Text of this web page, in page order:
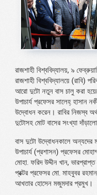
রাজশাহী বিশ্ববিদ্যালয়, ৯
রাজশাহী বিশ্ববিদ্যালয়ে (রাবি)
আরো দুটো নতুন বাস চালু করা
উপাচার্য প্রফেসর সালেহ্ হাসান
উদ্বোধন করেন। রাবির নিজস্ব
দুটোসহ মোট বাসের সংখ্যা
বাস দুটো উদ্বোধনকালে অন্যদের
উপাচার্য (প্রশাসন) প্রফেসর
মোহা. ফরিদ উদ্দীন খান,
প্রক্টর প্রফেসর মো. মাহবুবর
আখতার হোসেন মজুমদার প্রমুখ।